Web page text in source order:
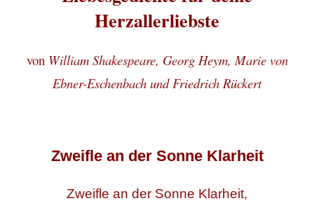
Herzallerliebste
von William Shakespeare, Georg Heym, Marie von
Ebner-Eschenbach und Friedrich Rückert
Zweifle an der Sonne Klarheit
Zweifle an der Sonne Klarheit,